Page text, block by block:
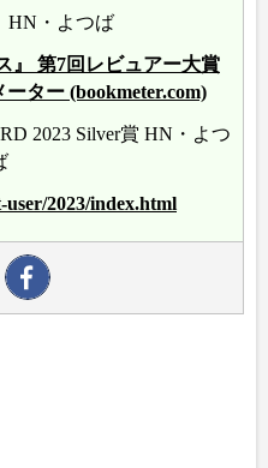
・よつば
』 第7回レビュアー大賞
ター (bookmeter.com)
2023 Silver賞 HN・よつ
2023/index.html